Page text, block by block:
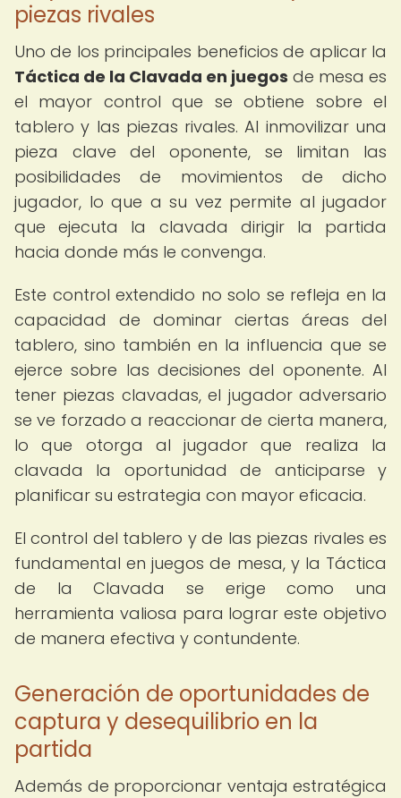
piezas rivales
Uno de los principales beneficios de aplicar la
Táctica de la Clavada en juegos de mesa es
el mayor control que se obtiene sobre el
tablero y las piezas rivales. Al inmovilizar una
pieza clave del oponente, se limitan las
posibilidades de movimientos de dicho
jugador, lo que a su vez permite al jugador
que ejecuta la clavada dirigir la partida
hacia donde más le convenga.
Este control extendido no solo se refleja en la
capacidad de dominar ciertas áreas del
tablero, sino también en la influencia que se
ejerce sobre las decisiones del oponente. Al
tener piezas clavadas, el jugador adversario
se ve forzado a reaccionar de cierta manera,
lo que otorga al jugador que realiza la
clavada la oportunidad de anticiparse y
planificar su estrategia con mayor eficacia.
El control del tablero y de las piezas rivales es
fundamental en juegos de mesa, y la Táctica
de la Clavada se erige como una
herramienta valiosa para lograr este objetivo
de manera efectiva y contundente.
Generación de oportunidades de
captura y desequilibrio en la
partida
Además de proporcionar ventaja estratégica